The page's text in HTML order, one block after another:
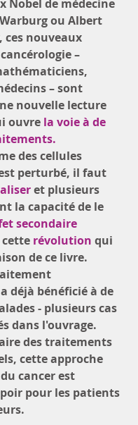
Nobel de médecine
ou Albert
ces nouveaux
–
– sont
nouvelle lecture
ouvre la voie à de
des cellules
perturbé, il faut
et plusieurs
la capacité de le
secondaire
cette révolution qui
de ce livre.
déjà bénéﬁcié à de
- plusieurs cas
dans l'ouvrage.
des traitements
cette approche
cancer est
pour les patients